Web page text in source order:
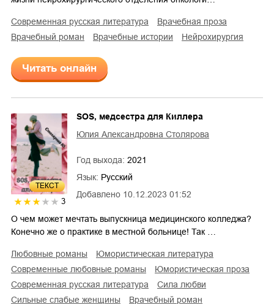
современная русская литература
врачебная проза
врачебный роман
врачебные истории нейрохирургия
Читать онлайн
ТЕКСТ
3
Добавлено 10.12.2023 01:52
SOS, медсестра для Киллера
Юлия Александровна Столярова
Год выхода: 2021
Язык: Русский
О чем может мечтать выпускница медицинского колледжа?
Конечно же о практике в местной больнице! Так …
любовные романы
юмористическая литература
современные любовные романы
юмористическая проза
современная русская литература
сила любви
сильные слабые женщины
врачебный роман